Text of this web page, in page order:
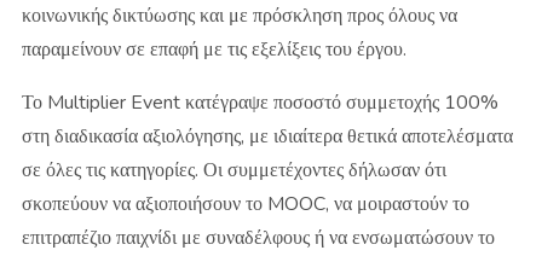
κοινωνικής δικτύωσης και με πρόσκληση προς όλους να
παραμείνουν σε επαφή με τις εξελίξεις του έργου.
Το Multiplier Event κατέγραψε ποσοστό συμμετοχής 100%
στη διαδικασία αξιολόγησης, με ιδιαίτερα θετικά αποτελέσματα
σε όλες τις κατηγορίες. Οι συμμετέχοντες δήλωσαν ότι
σκοπεύουν να αξιοποιήσουν το MOOC, να μοιραστούν το
επιτραπέζιο παιχνίδι με συναδέλφους ή να ενσωματώσουν το